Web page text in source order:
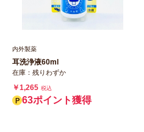
内外製薬
耳洗浄液60ml
在庫：残りわずか
￥1,265 税込
63ポイント獲得